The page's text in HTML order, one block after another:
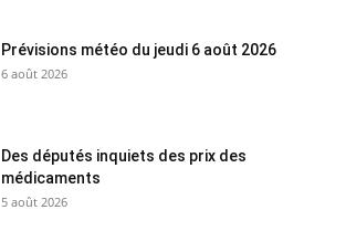
Prévisions météo du jeudi 6 août 2026
6 août 2026
Des députés inquiets des prix des
médicaments
5 août 2026